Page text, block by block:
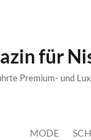
für
Premium- und
MODE